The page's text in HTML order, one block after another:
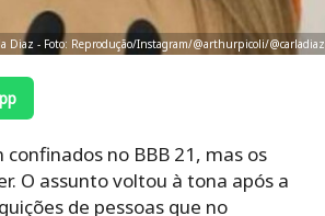
Diaz - Foto: Reprodução/Instagram/@arthurpicoli/@carladiaz
no BBB 21, mas os
O assunto voltou à tona após a
de pessoas que no